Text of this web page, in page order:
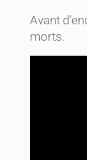
Avant
morts.